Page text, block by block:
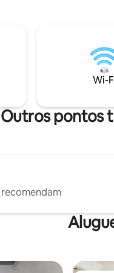
✔
✔ Água
Lake e
Trail, a
Wild
paraWi-
Outros pontos